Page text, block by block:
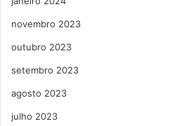
novembro 2023
outubro 2023
setembro 2023
agosto 2023
julho 2023